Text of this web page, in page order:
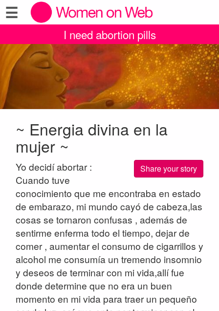
☰
I need abortion pills
~ Energia divina en la
mujer ~
Share your story
Yo decidí abortar :
Cuando tuve
conocimiento que me encontraba en estado
de embarazo, mi mundo cayó de cabeza,las
cosas se tornaron confusas , además de
sentirme enferma todo el tiempo, dejar de
comer , aumentar el consumo de cigarrillos y
alcohol me consumía un tremendo insomnio
y deseos de terminar con mi vida,allí fue
donde determine que no era un buen
momento en mi vida para traer un pequeño